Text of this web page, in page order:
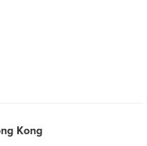
Kong